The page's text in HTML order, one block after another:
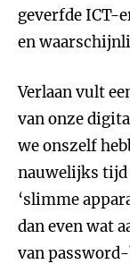
geverfde ICT-
en
Verlaan vult
van onze
we onszelf
nauwelijks tijd
‘slimme
dan even wat
van